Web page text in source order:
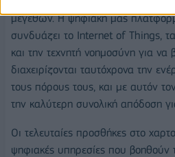
μεγεθών. Η ψηφιακή μας
συνδυάζει το Internet of Things,
και την τεχνητή νοημοσύνη για να
διαχειρίζονται ταυτόχρονα την
τους πόρους τους, και με αυτόν
την καλύτερη συνολική απόδοση
Οι τελευταίες προσθήκες στο
ψηφιακές υπηρεσίες που βοηθούν